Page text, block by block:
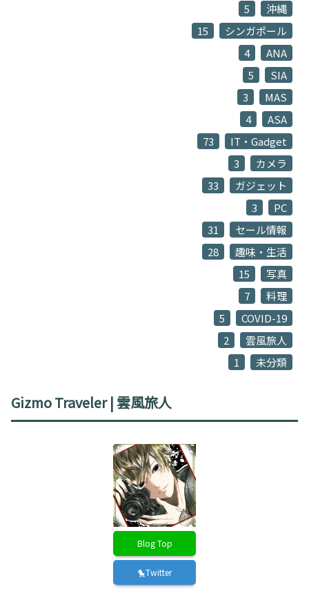
沖縄
5
シンガポール
15
ANA
4
SIA
5
MAS
3
ASA
4
IT・Gadget
73
カメラ
3
ガジェット
33
PC
3
セール情報
31
趣味・生活
28
写真
15
料理
7
COVID-19
5
雲風旅人
2
未分類
1
Gizmo Traveler | 雲風旅人
Blog Top
🐤Twitter